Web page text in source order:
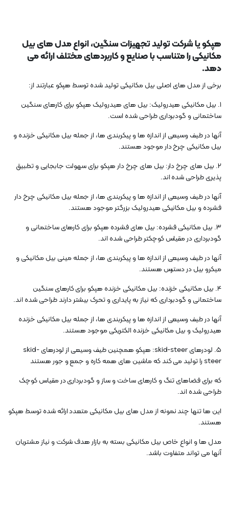
هپکو یا شرکت تولید تجهیزات سنگین، انواع مدل های بیل
مکانیکی را متناسب با صنایع و کاربردهای مختلف ارائه می
دهد.
برخی از مدل های اصلی بیل مکانیکی تولید شده توسط هپکو عبارتند از:
1. بیل مکانیکی هیدرولیک: بیل های هیدرولیک هپکو برای کارهای سنگین
ساختمانی و گودبرداری طراحی شده است.
آنها در طیف وسیعی از اندازه ها و پیکربندی ها، از جمله بیل مکانیکی خزنده و
بیل مکانیکی چرخ دار موجود هستند.
2. بیل های چرخ دار: بیل های چرخ دار هپکو برای سهولت جابجایی و تطبیق
پذیری طراحی شده اند.
آنها در طیف وسیعی از اندازه ها و پیکربندی ها، از جمله بیل مکانیکی چرخ دار
فشرده و بیل مکانیکی هیدرولیک بزرگتر موجود هستند.
3. بیل مکانیکی فشرده: بیل های فشرده هپکو برای کارهای ساختمانی و
گودبرداری در مقیاس کوچکتر طراحی شده اند.
آنها در طیف وسیعی از اندازه ها و پیکربندی ها، از جمله مینی بیل مکانیکی و
میکرو بیل در دسترس هستند.
4. بیل مکانیکی خزنده: بیل مکانیکی خزنده هپکو برای کارهای سنگین
ساختمانی و گودبرداری که نیاز به پایداری و تحرک بیشتر دارند طراحی شده اند.
آنها در طیف وسیعی از اندازه ها و پیکربندی ها، از جمله بیل مکانیکی خزنده
هیدرولیک و بیل مکانیکی خزنده الکتریکی موجود هستند.
5. لودرهای skid-steer: هپکو همچنین طیف وسیعی از لودرهای skid-
steer را تولید می کند که ماشین های همه کاره و جمع و جور هستند
که برای فضاهای تنگ و کارهای ساخت و ساز و گودبرداری در مقیاس کوچک
طراحی شده اند.
این ها تنها چند نمونه از مدل های بیل مکانیکی متعدد ارائه شده توسط هپکو
هستند.
مدل ها و انواع خاص بیل مکانیکی بسته به بازار هدف شرکت و نیاز مشتریان
آنها می تواند متفاوت باشد.